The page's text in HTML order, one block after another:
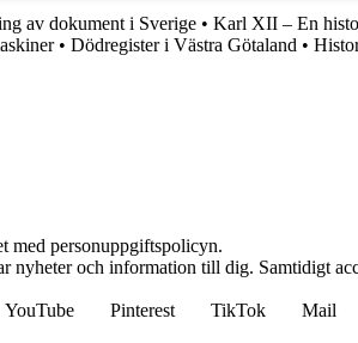
av dokument i Sverige • Karl XII – En
• Dödregister i Västra Götaland •
med personuppgiftspolicyn.
nyheter och information till dig. Samtidigt
YouTube Pinterest TikTok Mail